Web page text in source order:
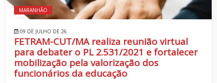
MARANHÃO
09 DE JULHO DE 26
FETRAM-CUT/MA realiza reunião virtual
para debater o PL 2.531/2021 e fortalecer
mobilização pela valorização dos
funcionários da educação